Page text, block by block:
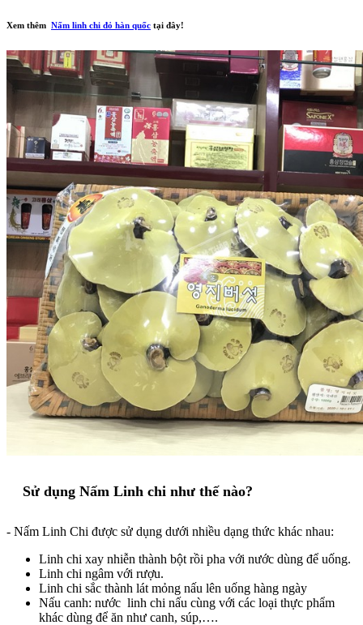
Xem thêm Nấm linh chi đỏ hàn quốc tại đây!
Sử dụng Nấm Linh chi như thế nào?
- Nấm Linh Chi được sử dụng dưới nhiều dạng thức khác nhau:
Linh chi xay nhiễn thành bột rồi pha với nước dùng để uống.
Linh chi ngâm với rượu.
Linh chi sắc thành lát mỏng nấu lên uống hàng ngày
Nấu canh: nước linh chi nấu cùng với các loại thực phẩm
khác dùng để ăn như canh, súp,….